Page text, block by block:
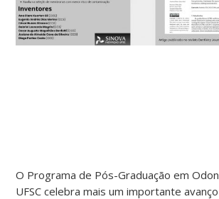
O Programa de Pós-Graduação em
UFSC celebra mais um importante